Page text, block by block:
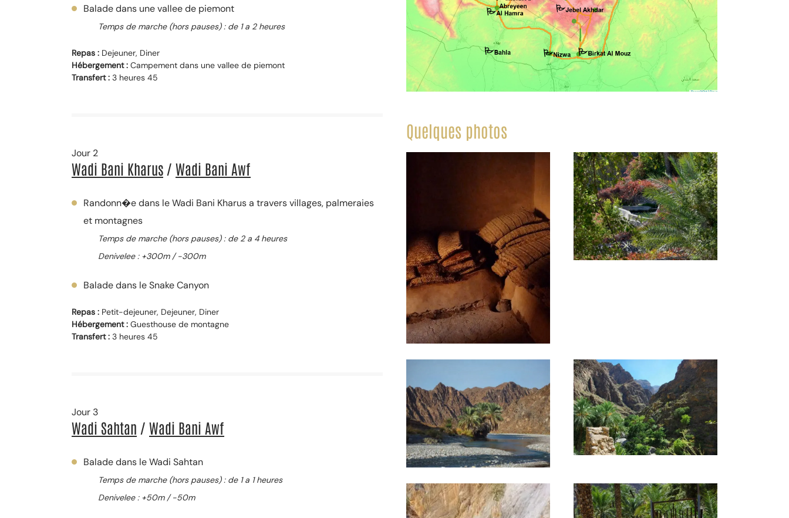
Quelques photos
Balade dans une vallee de piemont
Temps de marche (hors pauses) : de 1 a 2 heures
Repas : Dejeuner, Diner
Hébergement : Campement dans une vallee de piemont
Transfert : 3 heures 45
Jour 2
Wadi Bani Kharus / Wadi Bani Awf
Randonn�e dans le Wadi Bani Kharus a travers villages, palmeraies
et montagnes
Temps de marche (hors pauses) : de 2 a 4 heures
Denivelee : +300m / -300m
Balade dans le Snake Canyon
Repas : Petit-dejeuner, Dejeuner, Diner
Hébergement : Guesthouse de montagne
Transfert : 3 heures 45
Jour 3
Wadi Sahtan / Wadi Bani Awf
Balade dans le Wadi Sahtan
Temps de marche (hors pauses) : de 1 a 1 heures
Denivelee : +50m / -50m